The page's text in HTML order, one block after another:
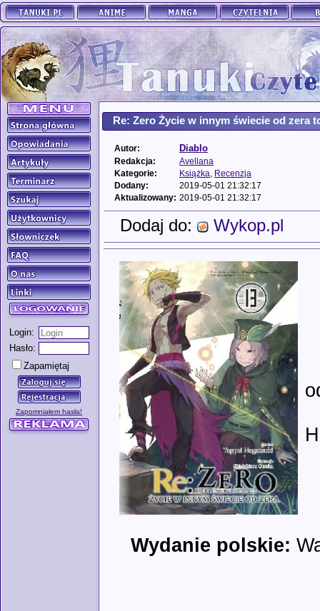
Login:
Hasło:
Zapamiętaj
Zapomniałem hasła!
Re: Zero Życie w innym świecie od zera
Autor: Diablo
Redakcja:
Avellana
Kategorie:
Książka
Recenzja
Dodany:
2019-05-01 21:32:17
Aktualizowany: 2019-05-01 21:32:17
Dodaj do: Wykop.pl
Wydanie polskie: